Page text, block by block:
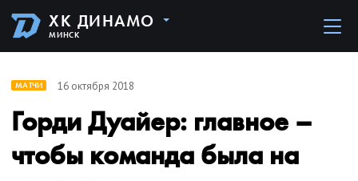
ХК ДИНАМО
МИНСК
МАТЧИ 16 октября 2018
Горди Дуайер: главное –
чтобы команда была на